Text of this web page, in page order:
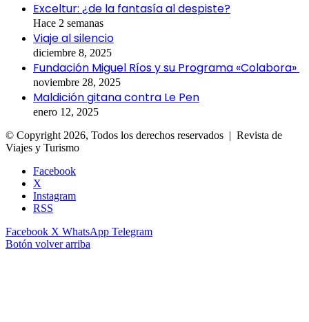
Exceltur: ¿de la fantasía al despiste?
Hace 2 semanas
Viaje al silencio
diciembre 8, 2025
Fundación Miguel Ríos y su Programa «Colabora»
noviembre 28, 2025
Maldición gitana contra Le Pen
enero 12, 2025
© Copyright 2026, Todos los derechos reservados | Revista de
Viajes y Turismo
Facebook
X
Instagram
RSS
Facebook X WhatsApp Telegram
Botón volver arriba